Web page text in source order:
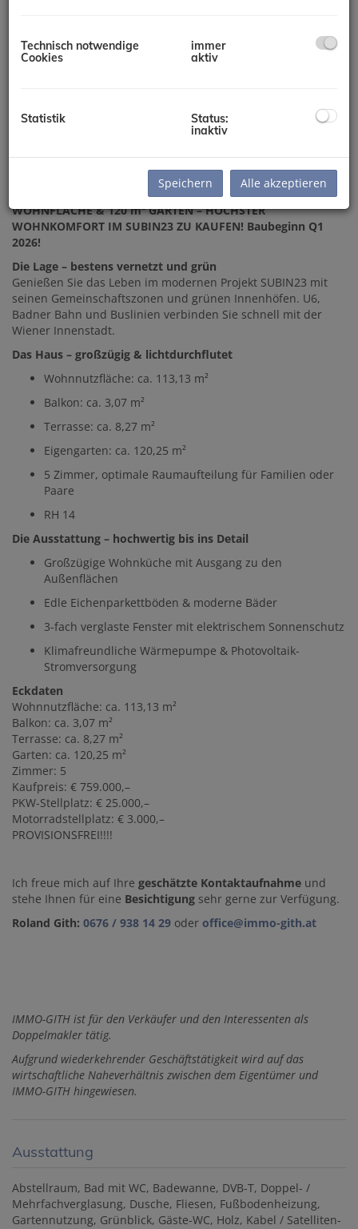
Beschreibung
PROVISIONSFREIES EXKLUSIVES REIHENHAUS MIT 113 m²
WOHNFLÄCHE & 120 m² GARTEN – HÖCHSTER
WOHNKOMFORT IM SUBIN23 ZU KAUFEN! Baubeginn Q1
2026!
Die Lage – bestens vernetzt und grün
Genießen Sie das Leben im modernen Projekt SUBIN23 mit
seinen Gemeinschaftszonen und grünen Innenhöfen. U6,
Badner Bahn und Buslinien verbinden Sie schnell mit der
Wiener Innenstadt.
Das Haus – großzügig & lichtdurchflutet
Wohnnutzfläche: ca. 113,13 m²
Balkon: ca. 3,07 m²
Terrasse: ca. 8,27 m²
Eigengarten: ca. 120,25 m²
5 Zimmer, optimale Raumaufteilung für Familien oder
Paare
RH 14
Die Ausstattung – hochwertig bis ins Detail
Großzügige Wohnküche mit Ausgang zu den
Außenflächen
Edle Eichenparkettböden & moderne Bäder
3-fach verglaste Fenster mit elektrischem Sonnenschutz
Klimafreundliche Wärmepumpe & Photovoltaik-
Stromversorgung
Eckdaten
Wohnnutzfläche: ca. 113,13 m²
Balkon: ca. 3,07 m²
Terrasse: ca. 8,27 m²
Garten: ca. 120,25 m²
Zimmer: 5
Kaufpreis: € 759.000,–
PKW-Stellplatz: € 25.000,–
Motorradstellplatz: € 3.000,–
PROVISIONSFREI!!!!
Ich freue mich auf Ihre geschätzte Kontaktaufnahme und
stehe Ihnen für eine Besichtigung sehr gerne zur Verfügung.
Roland Gith: 0676 / 938 14 29 oder office@immo-gith.at
IMMO-GITH ist für den Verkäufer und den Interessenten als
Doppelmakler tätig.
Aufgrund wiederkehrender Geschäftstätigkeit wird auf das
wirtschaftliche Naheverhältnis zwischen dem Eigentümer und
IMMO-GITH hingewiesen.
Ausstattung
Abstellraum Bad mit WC Badewanne DVB-T Doppel- /
Mehrfachverglasung Dusche Fliesen Fußbodenheizung
Gartennutzung Grünblick Gäste-WC Holz Kabel / Satelliten-
Technisch notwendige
Cookies
immer
aktiv
Statistik
Status:
inaktiv
Speichern Alle akzeptieren